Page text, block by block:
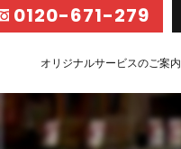
0120-671-279
オリジナルサービスのご案内